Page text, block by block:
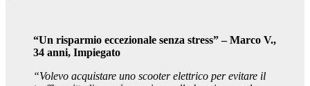
“Un risparmio eccezionale senza stress” – Marco V.,
34 anni, Impiegato
“Volevo acquistare uno scooter elettrico per evitare il